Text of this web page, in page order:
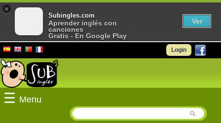
Login
☰ Menu
×
Subingles.com
Aprender inglés con
canciones
Gratis - En Google Play
Ver